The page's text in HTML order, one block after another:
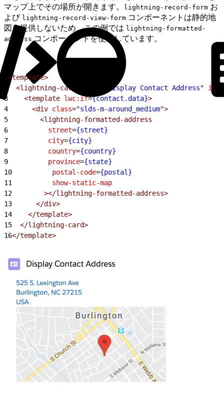
マップ上でその場所が開きます。
lightning-record-form お
よび lightning-record-view-form コンポーネントは静的地
図を提供しないため、この例では lightning-formatted-
address コンポーネントを使用しています。
<template>
  <lightning-card
"Display Contact Address"
3
    <template
lwc:if={contact.data}>
4
      <div
class="slds-m-around_medium">
5
        <lightning-formatted-address
6
          street
={street}
7
          city
={city}
8
          country
={country}
9
          province
={state}
10
          postal-code
={postal}
11
          show-static-map
12
        ></lightning-formatted-address>
13
      </div>
14
    </template>
15
  </lightning-card>
16</template>